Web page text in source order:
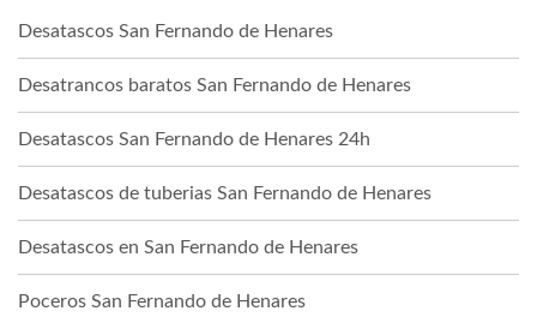
Desatascos San Fernando de Henares
Desatrancos baratos San Fernando de Henares
Desatascos San Fernando de Henares 24h
Desatascos de tuberias San Fernando de Henares
Desatascos en San Fernando de Henares
Poceros San Fernando de Henares